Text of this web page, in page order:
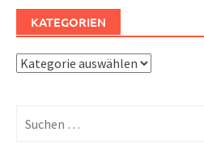
KATEGORIEN
Kategorien
nach: